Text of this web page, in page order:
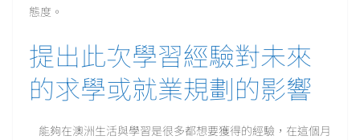
態度。
提出此次學習經驗對未來
的求學或就業規劃的影響
能夠在澳洲生活與學習是很多都想要獲得的經驗，在這個月